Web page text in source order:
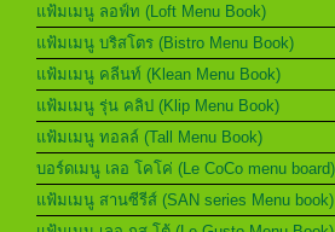
แฟ้มเมนู ลอฟ์ท (Loft Menu Book)
แฟ้มเมนู บริสโตร (Bistro Menu Book)
แฟ้มเมนู คลีนท์ (Klean Menu Book)
แฟ้มเมนู รุ่น คลิป (Klip Menu Book)
แฟ้มเมนู ทอลล์ (Tall Menu Book)
บอร์ดเมนู เลอ โคโค่ (Le CoCo menu board)
แฟ้มเมนู สานซีรีส์ (SAN series Menu book)